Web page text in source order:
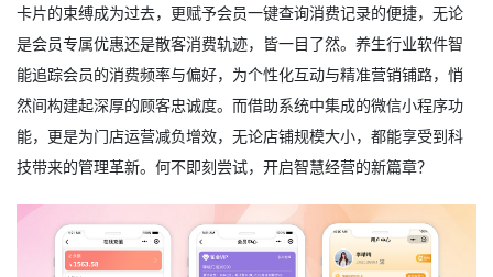
卡片的束缚成为过去，更赋予会员一键查询消费记录的便捷，无论
是会员专属优惠还是散客消费轨迹，皆一目了然。养生行业软件智
能追踪会员的消费频率与偏好，为个性化互动与精准营销铺路，悄
然间构建起深厚的顾客忠诚度。而借助系统中集成的微信小程序功
能，更是为门店运营减负增效，无论店铺规模大小，都能享受到科
技带来的管理革新。何不即刻尝试，开启智慧经营的新篇章？